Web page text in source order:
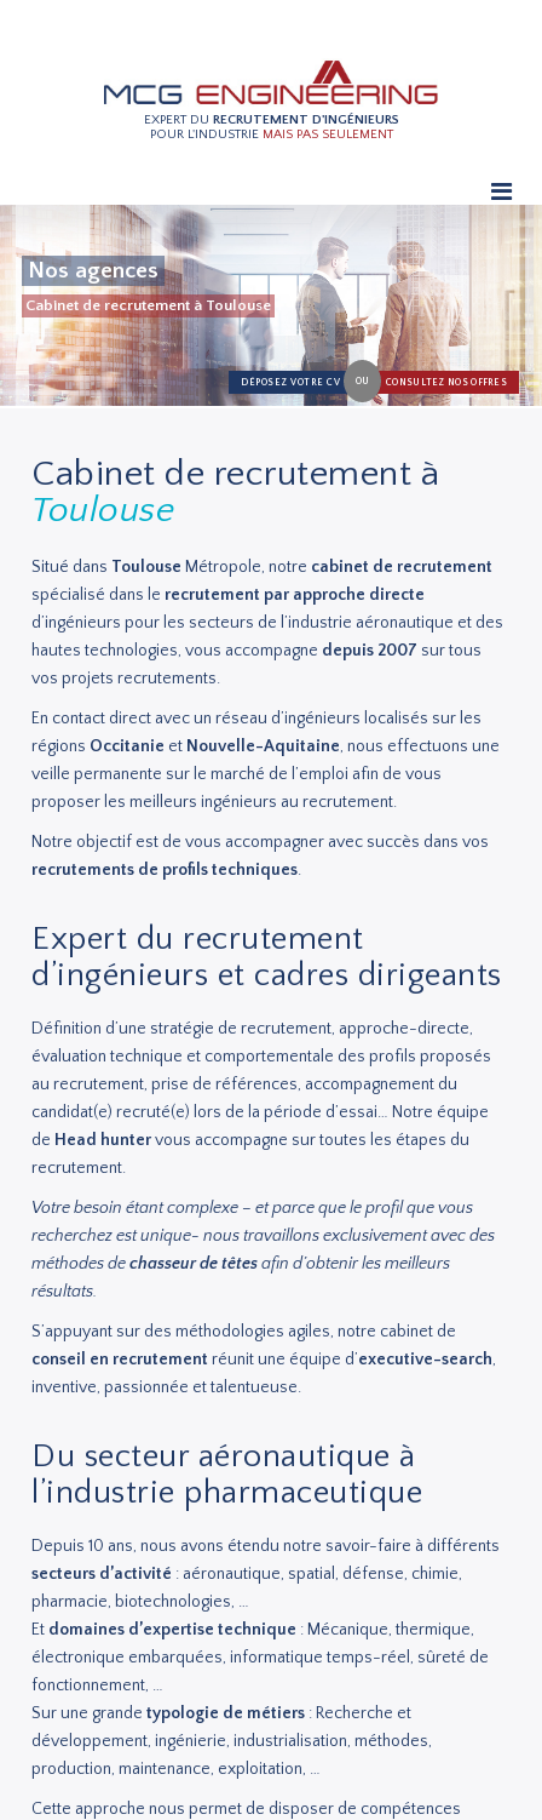
EXPERT DU RECRUTEMENT D'INGÉNIEURS
POUR L'INDUSTRIE MAIS PAS SEULEMENT
Nos agences
Cabinet de recrutement à Toulouse
DÉPOSEZ VOTRE CV OU CONSULTEZ NOS OFFRES
Cabinet de recrutement à
Toulouse
Situé dans Toulouse Métropole, notre cabinet de recrutement
spécialisé dans le recrutement par approche directe
d’ingénieurs pour les secteurs de l’industrie aéronautique et des
hautes technologies, vous accompagne depuis 2007 sur tous
vos projets recrutements.
En contact direct avec un réseau d’ingénieurs localisés sur les
régions Occitanie et Nouvelle-Aquitaine, nous effectuons une
veille permanente sur le marché de l’emploi afin de vous
proposer les meilleurs ingénieurs au recrutement.
Notre objectif est de vous accompagner avec succès dans vos
recrutements de profils techniques.
Expert du recrutement
d’ingénieurs et cadres dirigeants
Définition d’une stratégie de recrutement, approche-directe,
évaluation technique et comportementale des profils proposés
au recrutement, prise de références, accompagnement du
candidat(e) recruté(e) lors de la période d’essai… Notre équipe
de Head huntervous accompagne sur toutes les étapes du
recrutement.
Votre besoin étant complexe – et parce que le profil que vous
recherchez est unique- nous travaillons exclusivement avec des
méthodes dechasseur de têtesafin d’obtenir les meilleurs
résultats.
S’appuyant sur des méthodologies agiles, notre cabinet de
conseil en recrutement réunit une équipe d’executive-search,
inventive, passionnée et talentueuse.
Du secteur aéronautique à
l’industrie pharmaceutique
Depuis 10 ans, nous avons étendu notre savoir-faire à différents
secteurs d’activité : aéronautique, spatial, défense, chimie,
pharmacie, biotechnologies, …
Et domaines d’expertise technique : Mécanique, thermique,
électronique embarquées, informatique temps-réel, sûreté de
fonctionnement, …
Sur une grandetypologie de métiers : Recherche et
développement, ingénierie, industrialisation, méthodes,
production, maintenance, exploitation, …
Cette approche nous permet de disposer de compétences